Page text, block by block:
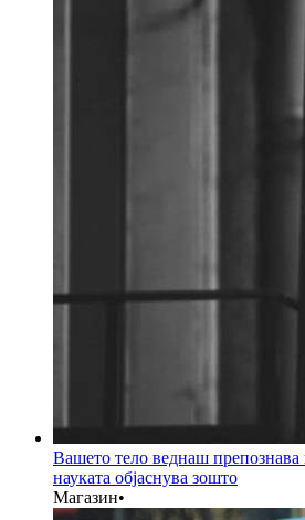
Вашето тело веднаш препознава
науката објаснува зошто
Магазин•